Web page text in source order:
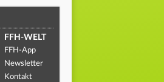
FFH-WELT
FFH-App
Newsletter
Kontakt